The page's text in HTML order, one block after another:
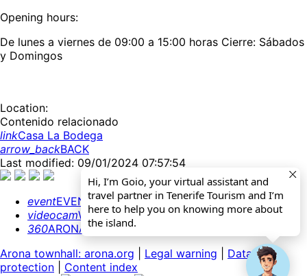
Hi, I’m Goio, your virtual assistant and
travel partner in Tenerife Tourism and I’m
here to help you on knowing more about
the island.
Opening hours:
De lunes a viernes de 09:00 a 15:00 horas Cierre: Sábados
y Domingos
Location:
Contenido relacionado
linkCasa La Bodega
arrow_backBACK
Last modified: 09/01/2024 07:57:54
eventEVENTS CALENDAR
videocamWEBCAMS
360ARONA 360º
Arona townhall: arona.org
Legal warning
Data
protection
Content index